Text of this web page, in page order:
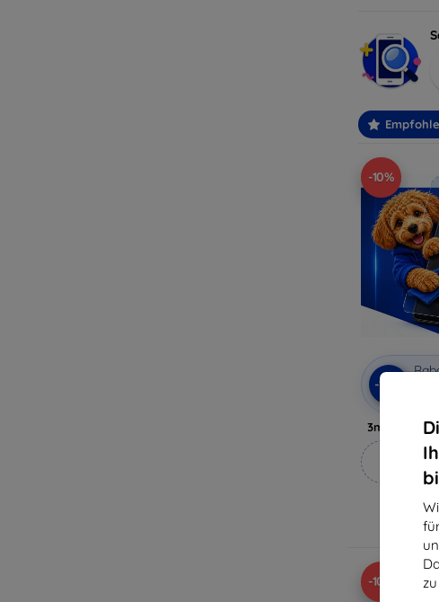
-10%
-10%
3mk Anti-
€
€
Auf
-10%